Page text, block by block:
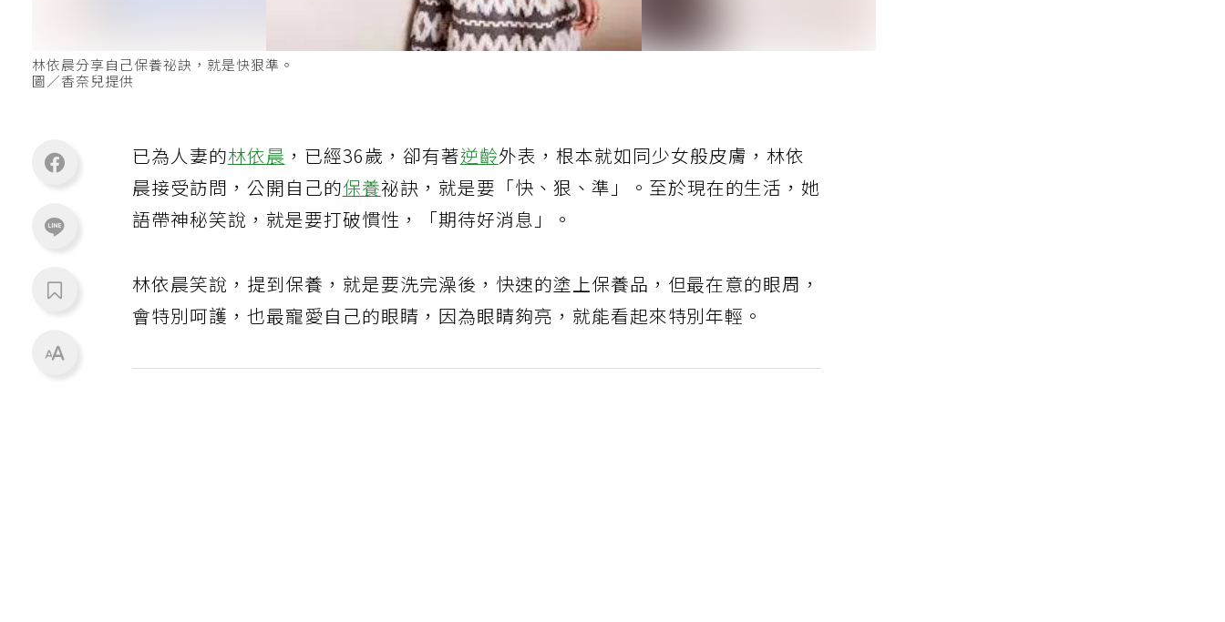
林依晨分享自己保養祕訣，就是快狠準。
圖／香奈兒提供
已為人妻的林依晨 ，已經36歲，卻有著逆齡外表，根本就如同少女般皮膚，林依
晨接受訪問，公開自己的保養祕訣，就是要「快、狠、準」。至於現在的生活，她
語帶神秘笑說，就是要打破慣性，「期待好消息」。
林依晨笑說，提到保養，就是要洗完澡後，快速的塗上保養品，但最在意的眼周，
會特別呵護，也最寵愛自己的眼睛，因為眼睛夠亮，就能看起來特別年輕。